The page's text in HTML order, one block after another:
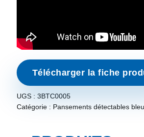
Télécharger la fiche
UGS : 3BTC0005
Catégorie : Pansements détectables